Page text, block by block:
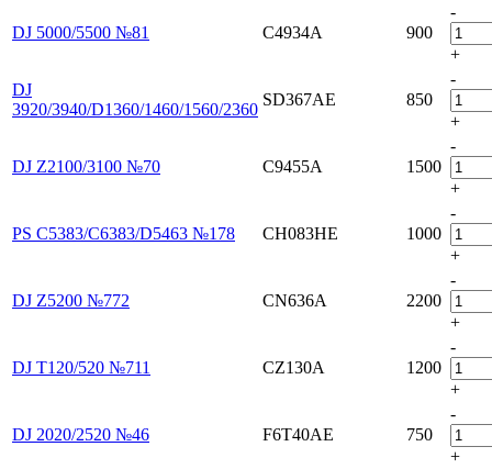
DJ 5000/5500 №81 C4934A 900
-
+
DJ
3920/3940/D1360/1460/1560/2360
SD367AE 850
-
+
DJ Z2100/3100 №70 C9455A 1500
-
+
PS C5383/C6383/D5463 №178 CH083HE 1000
-
+
DJ Z5200 №772 CN636A 2200
-
+
DJ T120/520 №711 CZ130A 1200
-
+
DJ 2020/2520 №46 F6T40AE 750
-
+